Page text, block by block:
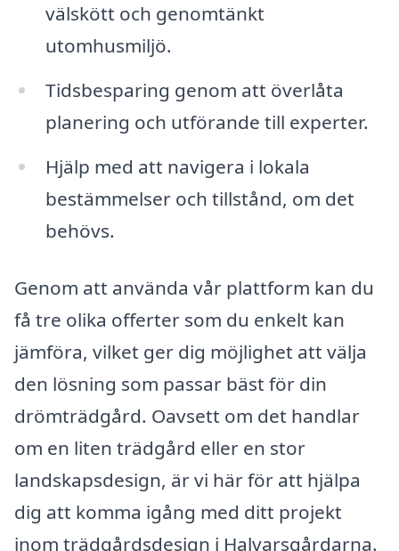
välskött och genomtänkt
utomhusmiljö.
Tidsbesparing genom att överlåta
planering och utförande till experter.
Hjälp med att navigera i lokala
bestämmelser och tillstånd, om det
behövs.
Genom att använda vår plattform kan du
få tre olika offerter som du enkelt kan
jämföra, vilket ger dig möjlighet att välja
den lösning som passar bäst för din
drömträdgård. Oavsett om det handlar
om en liten trädgård eller en stor
landskapsdesign, är vi här för att hjälpa
dig att komma igång med ditt projekt
inom trädgårdsdesign i Halvarsgårdarna.